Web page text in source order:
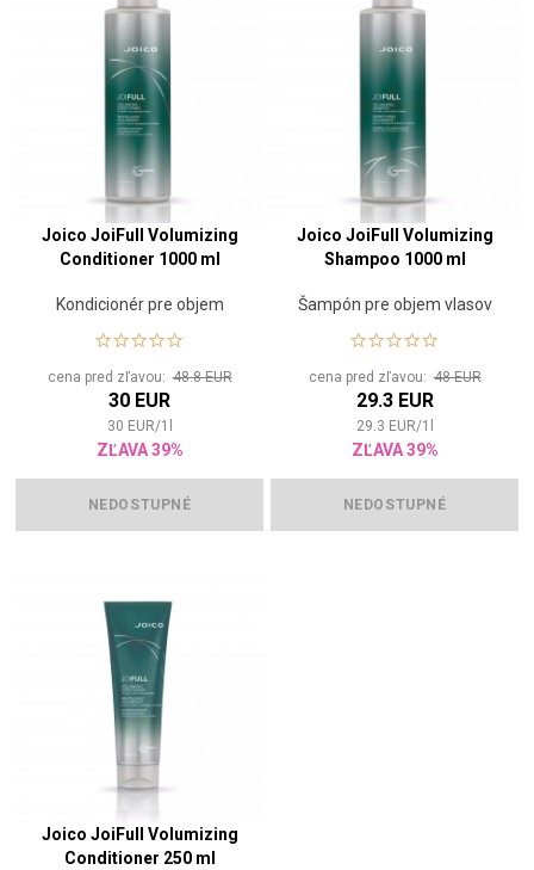
Joico JoiFull Volumizing
Conditioner 1000 ml
Kondicionér pre objem
cena pred zľavou:48.8 EUR
30 EUR
30 EUR/1
ZĽAVA 39%
NEDOSTUPNÉ
Joico JoiFull Volumizing
Shampoo 1000 ml
Šampón pre objem vlasov
cena pred zľavou:48 EUR
29.3 EUR
29.3 EUR/1
ZĽAVA 39%
NEDOSTUPNÉ
Joico JoiFull Volumizing
Conditioner 250 ml